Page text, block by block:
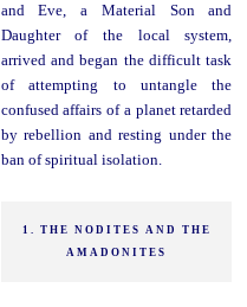
and Eve, a Material Son and
Daughter of the local system,
arrived and began the difficult task
of attempting to untangle the
confused affairs of a planet retarded
by rebellion and resting under the
ban of spiritual isolation.
1. THE NODITES AND THE
AMADONITES